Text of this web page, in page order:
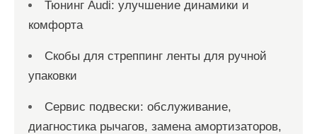
Тюнинг Audi: улучшение динамики и
комфорта
Скобы для стреппинг ленты для ручной
упаковки
Сервис подвески: обслуживание,
диагностика рычагов, замена амортизаторов,